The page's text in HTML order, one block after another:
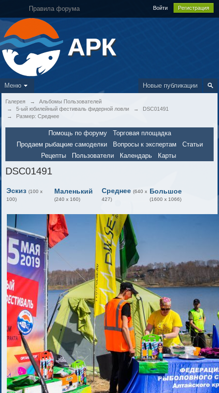
Правила форума Войти Регистрация
АРК
Новые публикации
Меню
Галерея →
Альбомы Пользователей
→
5-ый юбилейный фестиваль фидерной ловли →
DSC01491
→
Размер: Среднее
Помощь по форуму
Торговая площадка
Продаем рыбацкие самоделки
Вопросы к экспертам
Статьи
Рецепты
Пользователи Календарь Карты
DSC01491
Эскиз (100 x
100)
Маленький
(240 x 160)
Среднее (640 x
427)
Большое
(1600 x 1066)